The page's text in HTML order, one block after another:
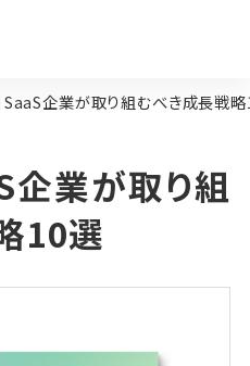
SaaS企業が取り組むべき成長戦
企業が取り組
10選